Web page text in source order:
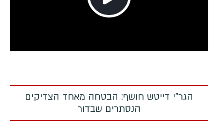
Play
הגר"י דייטש חושף: הבטחה מאחד הצדיקים
הנסתרים שבדור